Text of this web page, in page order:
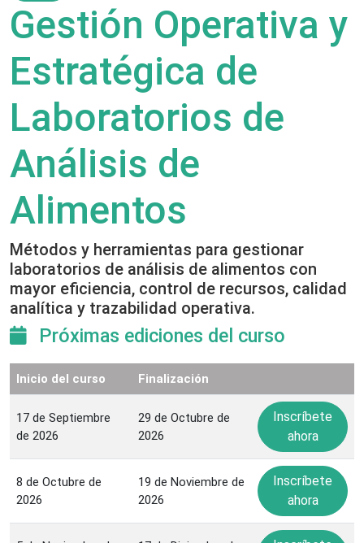
Gestión Operativa y
Estratégica de
Laboratorios de
Análisis de
Alimentos
Métodos y herramientas para gestionar
laboratorios de análisis de alimentos con
mayor eficiencia, control de recursos, calidad
analítica y trazabilidad operativa.
Próximas ediciones del curso
Inicio del curso Finalización
17 de Septiembre
de 2026
29 de Octubre de
2026
Inscríbete
ahora
8 de Octubre de
2026
19 de Noviembre de
2026
Inscríbete
ahora